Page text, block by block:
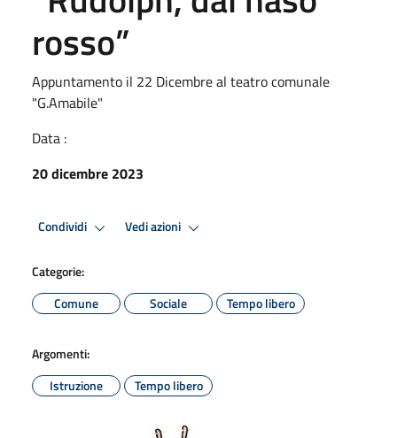
rosso”
Appuntamento il 22 Dicembre al teatro comunale
"G.Amabile"
Data :
20 dicembre 2023
Condividi Vedi azioni
Categorie:
Comune
Sociale Tempo libero
Argomenti:
Istruzione
Tempo libero